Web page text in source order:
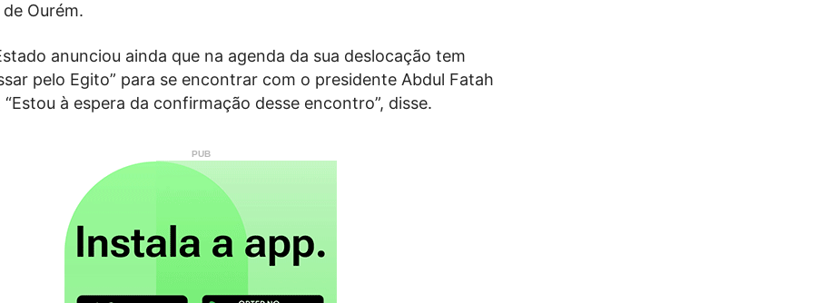
Ourém.
anunciou ainda que na agenda da sua deslocação tem
pelo Egito” para se encontrar com o presidente Abdul Fatah
“Estou à espera da confirmação desse encontro”, disse.